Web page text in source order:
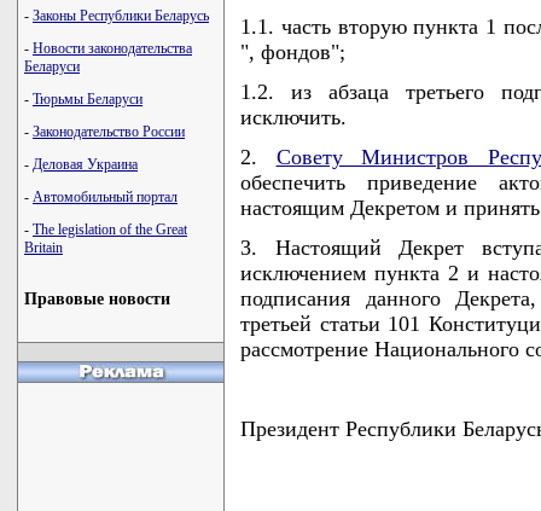
- Законы Республики Беларусь
- Новости законодательства
Беларуси
- Тюрьмы Беларуси
- Законодательство России
- Деловая Украина
- Автомобильный портал
- The legislation of the Great
Britain
Правовые новости
1.1. часть вторую пункта 1
", фондов";
1.2. из абзаца третьего
исключить.
2. Совету Министров
обеспечить приведение
настоящим Декретом и
3. Настоящий Декрет
исключением пункта 2 и
подписания данного
третьей статьи 101
рассмотрение Национального
Президент Республики